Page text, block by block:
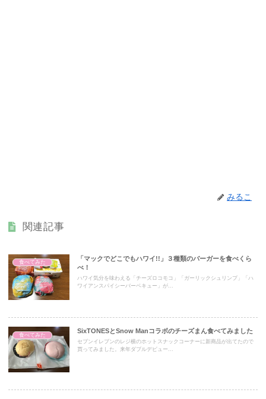
みるこ
関連記事
食べてみた
「マックでどこでもハワイ!!」３種類のバーガーを食べくら
べ！
ハワイ気分を味わえる「チーズロコモコ」「ガーリックシュリンプ」「ハ
ワイアンスパイシーバーベキュー」が...
食べてみた
SixTONESとSnow Manコラボのチーズまん食べてみました
セブンイレブンのレジ横のホットスナックコーナーに新商品が出てたので
買ってみました。来年ダブルデビュー...